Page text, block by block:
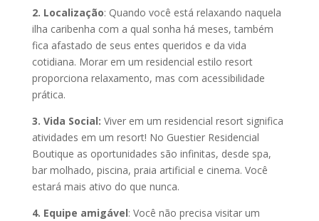
2. Localização: Quando você está relaxando naquela
ilha caribenha com a qual sonha há meses, também
fica afastado de seus entes queridos e da vida
cotidiana. Morar em um residencial estilo resort
proporciona relaxamento, mas com acessibilidade
prática.
3. Vida Social: Viver em um residencial resort significa
atividades em um resort! No Guestier Residencial
Boutique as oportunidades são infinitas, desde spa,
bar molhado, piscina, praia artificial e cinema. Você
estará mais ativo do que nunca.
4. Equipe amigável: Você não precisa visitar um